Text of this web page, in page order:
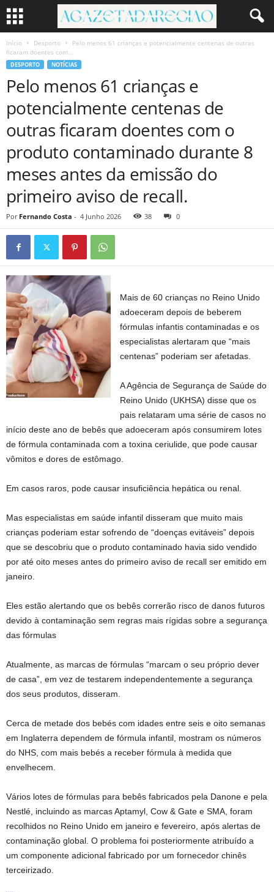
Início Desporto
Pelo menos 61 crianças e potencialmente centenas de outras
ficaram doentes com...
DESPORTO NOTÍCIAS
Pelo menos 61 crianças e
potencialmente centenas de
outras ficaram doentes com o
produto contaminado durante 8
meses antes da emissão do
primeiro aviso de recall.
Por Fernando Costa - 4 Junho 2026 38 0
Mais de 60 crianças no Reino Unido
adoeceram depois de beberem
fórmulas infantis contaminadas e os
especialistas alertaram que “mais
centenas” poderiam ser afetadas.
A Agência de Segurança de Saúde do
Reino Unido (UKHSA) disse que os
pais relataram uma série de casos no
início deste ano de bebês que adoeceram após consumirem lotes
de fórmula contaminada com a toxina ceriulide, que pode causar
vômitos e dores de estômago.
Em casos raros, pode causar insuficiência hepática ou renal.
Mas especialistas em saúde infantil disseram que muito mais
crianças poderiam estar sofrendo de “doenças evitáveis” depois
que se descobriu que o produto contaminado havia sido vendido
por até oito meses antes do primeiro aviso de recall ser emitido em
janeiro.
Eles estão alertando que os bebês correrão risco de danos futuros
devido à contaminação sem regras mais rígidas sobre a segurança
das fórmulas
Atualmente, as marcas de fórmulas “marcam o seu próprio dever
de casa”, em vez de testarem independentemente a segurança
dos seus produtos, disseram.
Cerca de metade dos bebés com idades entre seis e oito semanas
em Inglaterra dependem de fórmula infantil, mostram os números
do NHS, com mais bebés a receber fórmula à medida que
envelhecem.
Vários lotes de fórmulas para bebês fabricados pela Danone e pela
Nestlé, incluindo as marcas Aptamyl, Cow & Gate e SMA, foram
recolhidos no Reino Unido em janeiro e fevereiro, após alertas de
contaminação global. O problema foi posteriormente atribuído a
um componente adicional fabricado por um fornecedor chinês
terceirizado.